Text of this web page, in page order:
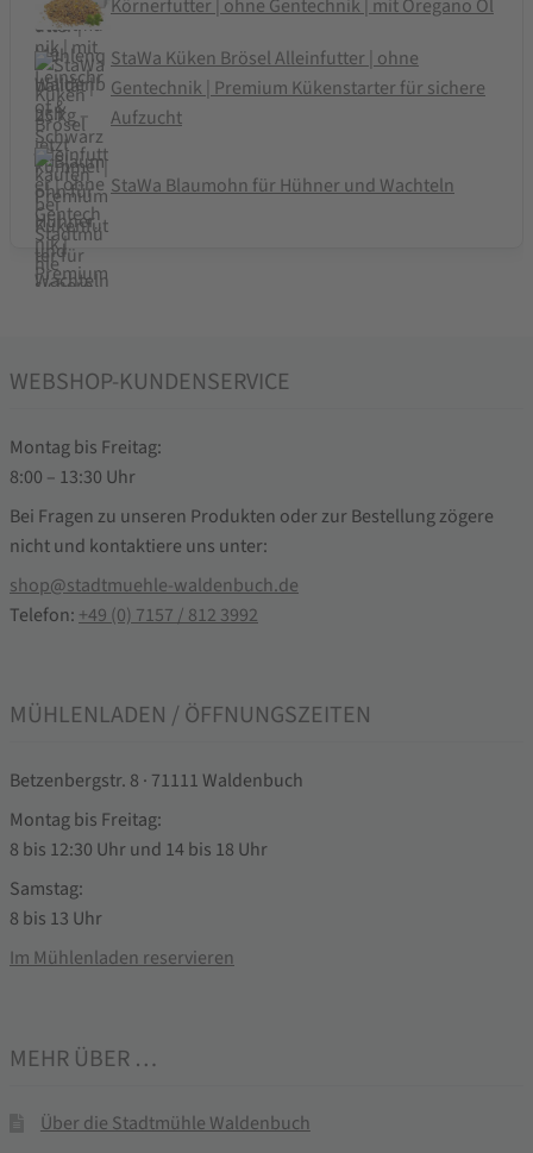
Körnerfutter | ohne Gentechnik | mit Oregano Öl
StaWa Küken Brösel Alleinfutter | ohne
Gentechnik | Premium Kükenstarter für sichere
Aufzucht
StaWa Blaumohn für Hühner und Wachteln
WEBSHOP-KUNDENSERVICE
Montag bis Freitag:
8:00 – 13:30 Uhr
Bei Fragen zu unseren Produkten oder zur Bestellung zögere
nicht und kontaktiere uns unter:
shop@stadtmuehle-waldenbuch.de
Telefon: +49 (0) 7157 / 812 3992
MÜHLENLADEN / ÖFFNUNGSZEITEN
Betzenbergstr. 8 · 71111 Waldenbuch
Montag bis Freitag:
8 bis 12:30 Uhr und 14 bis 18 Uhr
Samstag:
8 bis 13 Uhr
Im Mühlenladen reservieren
MEHR ÜBER …
Über die Stadtmühle Waldenbuch